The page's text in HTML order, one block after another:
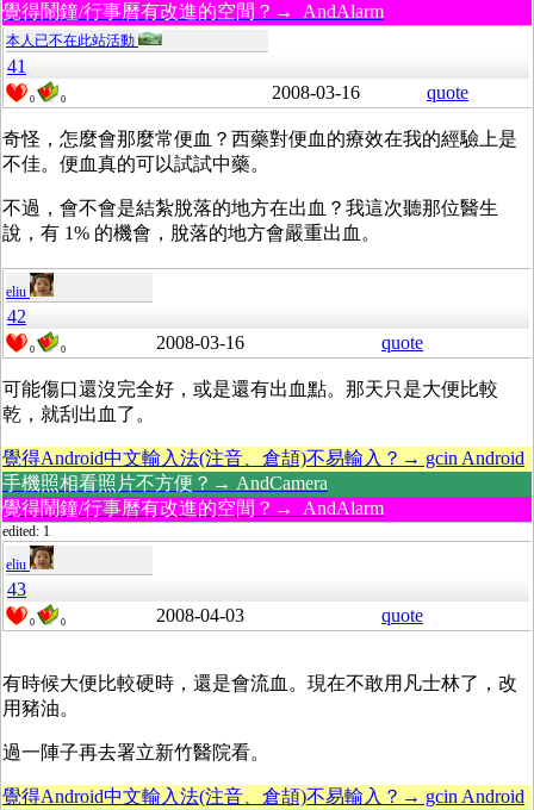
覺得鬧鐘/行事曆有改進的空間？→ AndAlarm
本人已不在此站活動
41
0 0 2008-03-16 quote
奇怪，怎麼會那麼常便血？西藥對便血的療效在我的經驗上是
不佳。便血真的可以試試中藥。
不過，會不會是結紮脫落的地方在出血？我這次聽那位醫生
說，有 1% 的機會，脫落的地方會嚴重出血。
eliu
42
0 0 2008-03-16 quote
可能傷口還沒完全好，或是還有出血點。那天只是大便比較
乾，就刮出血了。
覺得Android中文輸入法(注音、倉頡)不易輸入？→ gcin Android
手機照相看照片不方便？→ AndCamera
覺得鬧鐘/行事曆有改進的空間？→ AndAlarm
edited: 1
eliu
43
0 0 2008-04-03 quote
有時候大便比較硬時，還是會流血。現在不敢用凡士林了，改
用豬油。
過一陣子再去署立新竹醫院看。
覺得Android中文輸入法(注音、倉頡)不易輸入？→ gcin Android